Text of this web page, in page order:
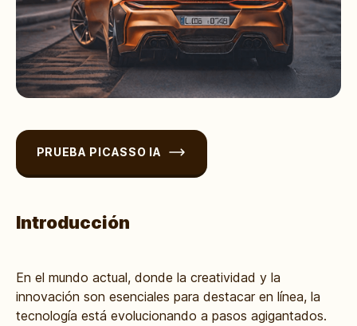
PRUEBA PICASSO IA
Introducción
En el mundo actual, donde la creatividad y la
innovación son esenciales para destacar en línea, la
tecnología está evolucionando a pasos agigantados.